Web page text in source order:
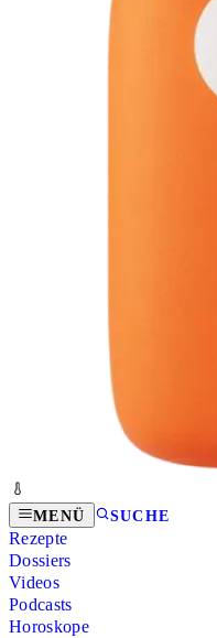
MENÜ SUCHE
Rezepte
Dossiers
Videos
Podcasts
Horoskope